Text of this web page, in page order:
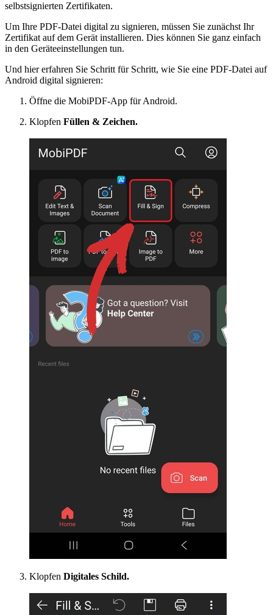
selbstsignierten Zertifikaten.
Um Ihre PDF-Datei digital zu signieren, müssen Sie zunächst Ihr
Zertifikat auf dem Gerät installieren. Dies können Sie ganz einfach
in den Geräteeinstellungen tun.
Und hier erfahren Sie Schritt für Schritt, wie Sie eine PDF-Datei auf
Android digital signieren:
Öffne die MobiPDF-App für Android.
Klopfen Füllen & Zeichen.
Klopfen Digitales Schild.